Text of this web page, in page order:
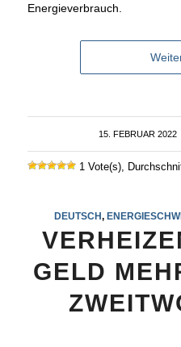
Energieverbrauch.
15. FEBRUAR 2022
/
1 Vote(s),
DEUTSCH,
GELD